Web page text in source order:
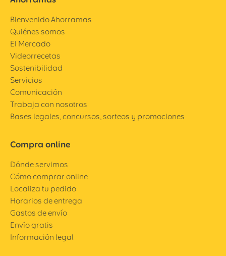
Bienvenido Ahorramas
Quiénes somos
El Mercado
Videorrecetas
Sostenibilidad
Servicios
Comunicación
Trabaja con nosotros
Bases legales, concursos, sorteos y promociones
Compra online
Dónde servimos
Cómo comprar online
Localiza tu pedido
Horarios de entrega
Gastos de envío
Envío gratis
Información legal